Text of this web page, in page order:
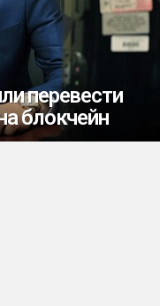
перевести
блокчейн